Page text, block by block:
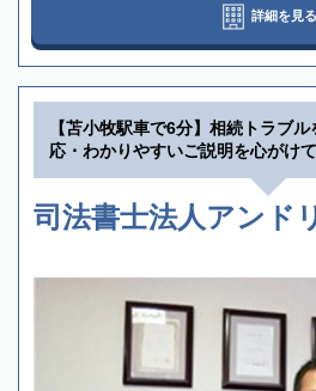
詳細を見る
【苫小牧駅車で6分】相続トラブ
応・わかりやすいご説明を心がけ
司法書士法人アンド